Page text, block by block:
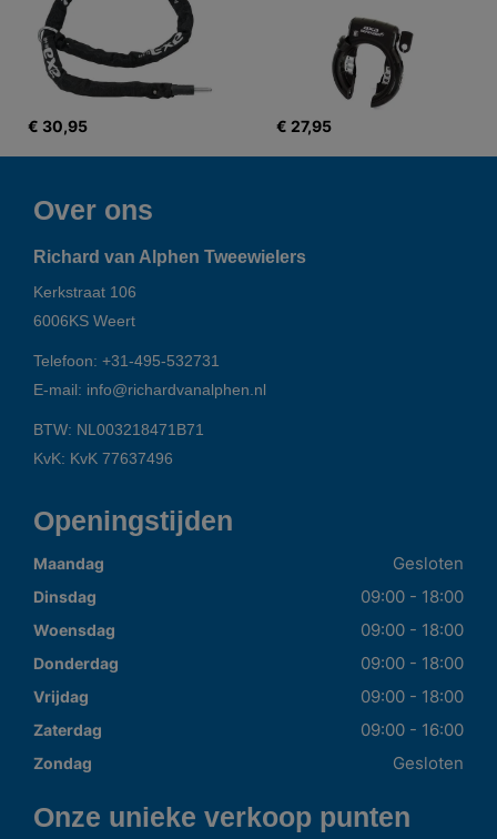
€ 30,95 € 27,95
Over ons
Richard van Alphen Tweewielers
Kerkstraat 106
6006KS Weert
Telefoon: +31-495-532731
E-mail: info@richardvanalphen.nl
BTW: NL003218471B71
KvK: KvK 77637496
Openingstijden
Maandag Gesloten
Dinsdag 09:00 - 18:00
Woensdag 09:00 - 18:00
Donderdag 09:00 - 18:00
Vrijdag 09:00 - 18:00
Zaterdag 09:00 - 16:00
Zondag Gesloten
Onze unieke verkoop punten